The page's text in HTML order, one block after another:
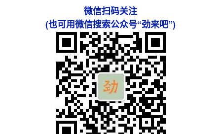
微信扫码关注
(也可用微信搜索公众号“劲来吧”)